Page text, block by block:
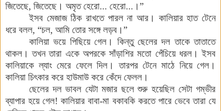
জিতেছে, জিতেছে । অমৃত হেরো... হেরো... ।”
ইসব মেজাজ ঠিক রাখতে পারল না আর । কালিয়ার হাত টেনে
ধরে বলল, “চল, আমি তোর সঙ্গে লড়ব ।”
কালিয়া ভয়ে পিছিয়ে গেল । কিন্তু ছেলের দল তাকে তাতাতে
থাকল । তখন তারা একে অপরকে সাঁড়াশির মতো পেঁচিয়ে ধরল। ইসব
কালিয়াকে ল্যাং মেরে ফেলে দিল । তারপর টেনে মাঠে নিয়ে গেল ।
কালিয়া চিৎকার করে হাউমাউ করে কেঁদে ফেলল ।
ছেলের দল ভাবল যেটা মজার ছলে শুরু হয়েছিল সেটা গম্ভীর
ব্যাপার হয়ে গেল!কালিয়ার বাবা-মা বকাবকি করতে পারে ভেবে তারা যে